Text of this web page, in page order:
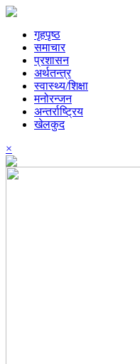
गृहपृष्ठ
समाचार
प्रशासन
अर्थतन्त्र
स्वास्थ्य/शिक्षा
मनोरन्जन
अन्तर्राष्ट्रिय
खेलकुद
×